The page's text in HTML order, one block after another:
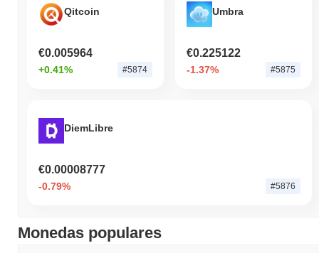
Qitcoin
€0.005964
+0.41% #5874
Umbra
€0.225122
-1.37% #5875
DiemLibre
€0.00008777
-0.79% #5876
Monedas populares